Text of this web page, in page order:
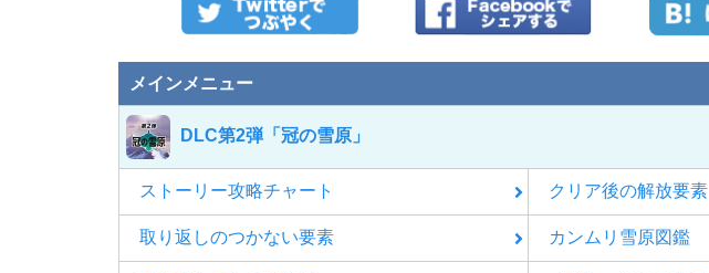
メインメニュー
DLC第2弾「冠の雪原」
ストーリー攻略チャート クリア後の解放要素
取り返しのつかない要素 カンムリ雪原図鑑